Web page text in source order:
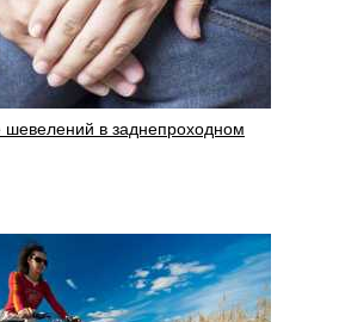
в заднепроходном